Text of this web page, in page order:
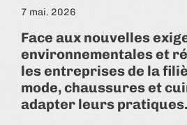
7 mai. 2026
Face aux nouvelles
environnementales et
les entreprises de la
mode, chaussures et
adapter leurs pratiques.